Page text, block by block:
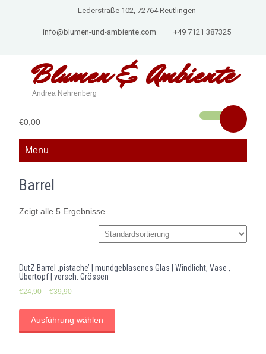
Lederstraße 102, 72764 Reutlingen
info@blumen-und-ambiente.com +49 7121 387325
Blumen &Ambiente
Andrea Nehrenberg
€0,00
Menu
Barrel
Zeigt alle 5 Ergebnisse
DutZ Barrel ,pistache’ | mundgeblasenes Glas | Windlicht, Vase ,
Übertopf | versch. Grössen
€24,90 – €39,90
Ausführung wählen